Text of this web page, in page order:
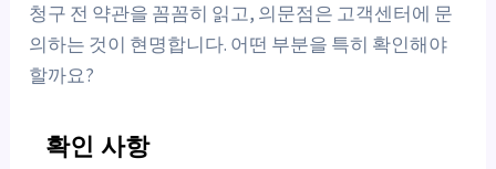
청구 전 약관을 꼼꼼히 읽고, 의문점은 고객센터에 문
의하는 것이 현명합니다. 어떤 부분을 특히 확인해야
할까요?
확인 사항